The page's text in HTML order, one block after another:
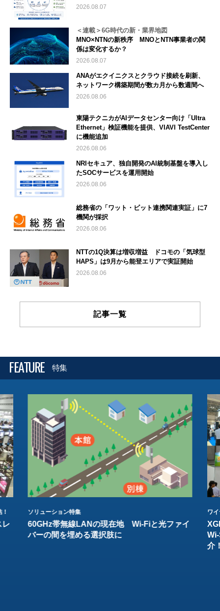
2026.08.07
＜連載＞6G時代の新・業界地図
MNO×NTNの新秩序 MNOとNTN事業者の関
係は変化するか？
2026.08.07
ANAがエクイニクスとクラウド接続を刷新、
ネットワーク構築期間が数カ月から数週間へ
2026.08.06
東陽テクニカがAIデータセンター向け「Ultra
Ethernet」検証機能を提供、VIAVI TestCenter
に機能追加
2026.08.06
NRIセキュア、独自開発のAI統制基盤を導入し
たSOCサービスを運用開始
2026.08.06
総務省の「ワット・ビット連携関連実証」に7
機関が採択
2026.08.06
NTTの1Q決算は増収増益 ドコモの「気球型
HAPS」は9月から能登エリアで実証開始
2026.08.06
記事一覧
FEATURE 特集
レ
ソリューション特集
60GHz帯無線LANの現在地 Wi-Fiと光ファイ
バーの間を埋める選択肢に
ワ
介